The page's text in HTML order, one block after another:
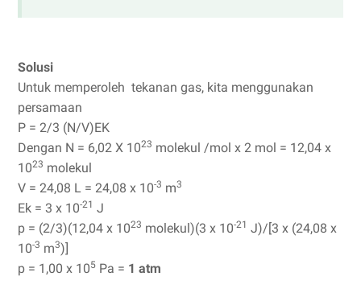
Solusi
Untuk memperoleh tekanan gas, kita menggunakan
persamaan
P = 2/3 (N/V)EK
Dengan N = 6,02 X 1023 molekul /mol x 2 mol = 12,04 x
1023 molekul
V = 24,08 L = 24,08 x 10-3 m3
Ek = 3 x 10-21 J
p = (2/3)(12,04 x 1023 molekul)(3 x 10-21 J)/[3 x (24,08 x
10-3 m3)]
p = 1,00 x 105 Pa = 1 atm